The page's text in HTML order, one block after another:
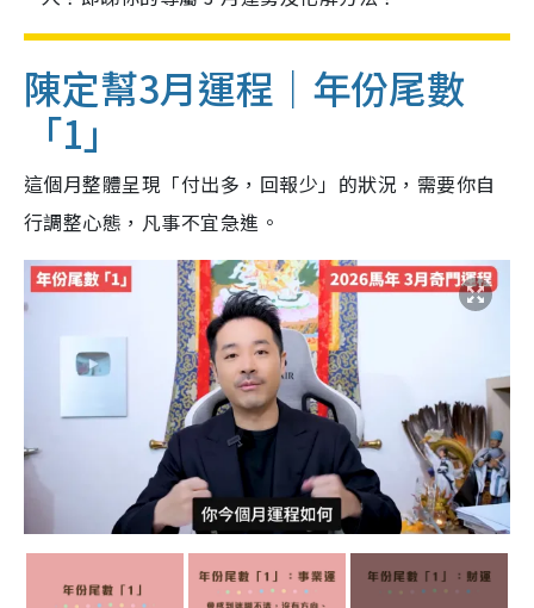
陳定幫3月運程｜年份尾數
「1」
這個月整體呈現「付出多，回報少」的狀況，需要你自
行調整心態，凡事不宜急進。